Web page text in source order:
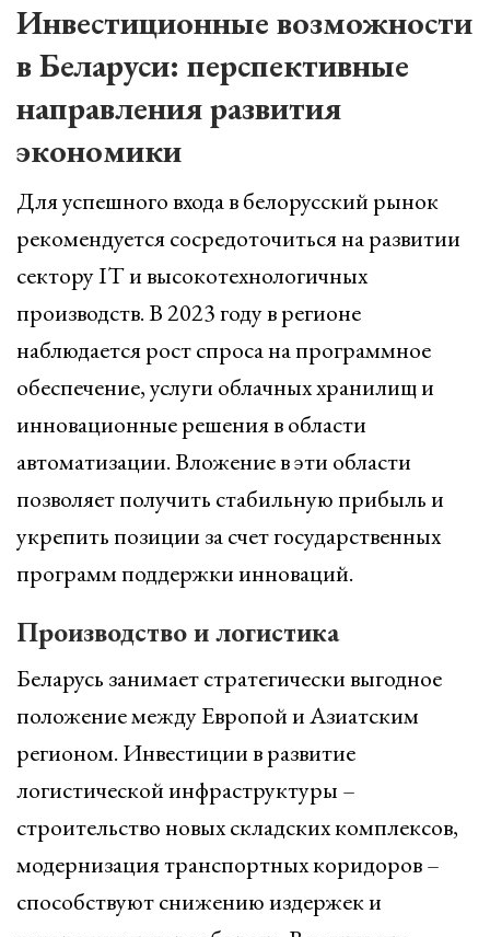
Инвестиционные возможности
в Беларуси: перспективные
направления развития
экономики
Для успешного входа в белорусский рынок
рекомендуется сосредоточиться на развитии
сектору IT и высокотехнологичных
производств. В 2023 году в регионе
наблюдается рост спроса на программное
обеспечение, услуги облачных хранилищ и
инновационные решения в области
автоматизации. Вложение в эти области
позволяет получить стабильную прибыль и
укрепить позиции за счет государственных
программ поддержки инноваций.
Производство и логистика
Беларусь занимает стратегически выгодное
положение между Европой и Азиатским
регионом. Инвестиции в развитие
логистической инфраструктуры –
строительство новых складских комплексов,
модернизация транспортных коридоров –
способствуют снижению издержек и